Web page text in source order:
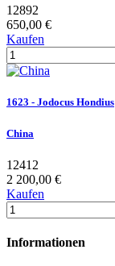
12892
650,00 €
Kaufen
1623 - Jodocus Hondius
China
12412
2 200,00 €
Kaufen
Informationen